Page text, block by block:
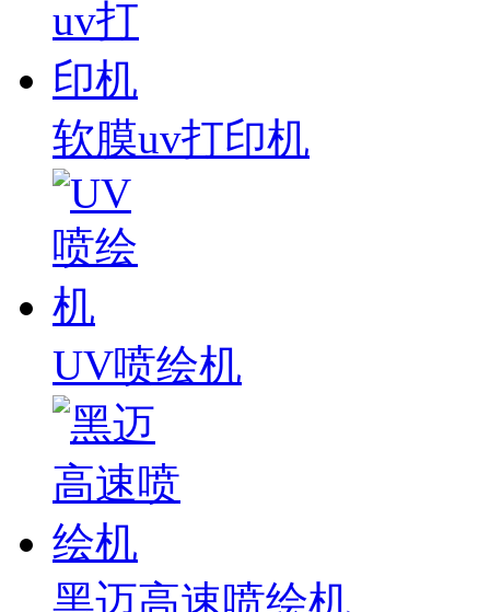
软膜uv打印机
UV喷绘机
黑迈高速喷绘机